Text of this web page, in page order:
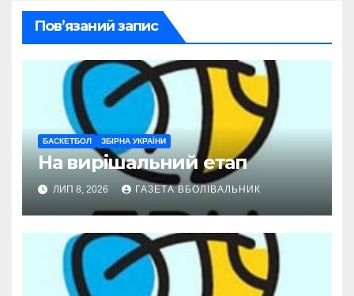
Пов’язаний запис
БАСКЕТБОЛ ЗБІРНА УКРАЇНИ
На вирішальний етап
ЛИП 8, 2026 ГАЗЕТА ВБОЛІВАЛЬНИК